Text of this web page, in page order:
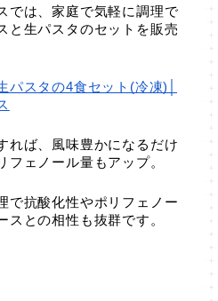
では、家庭で気軽に調理で
と生パスタのセットを販売
パスタの4食セット(冷凍)│
れば、風味豊かになるだけ
フェノール量もアップ。
で抗酸化性やポリフェノー
スとの相性も抜群です。